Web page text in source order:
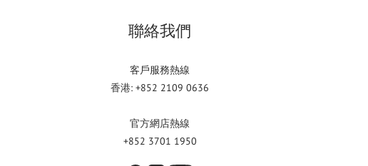
聯絡我們
客戶服務熱線
香港: +852 2109 0636
官方網店熱線
+852 3701 1950